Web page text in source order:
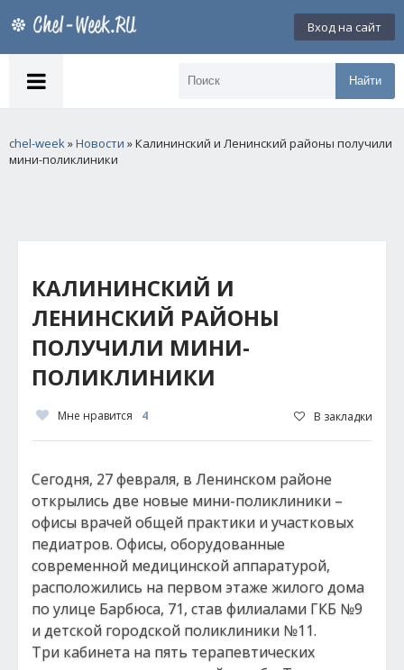
Вход на сайт
Найти
chel-week»Новости » Калининский и Ленинский районы получили
мини-поликлиники
КАЛИНИНСКИЙ И
ЛЕНИНСКИЙ РАЙОНЫ
ПОЛУЧИЛИ МИНИ-
ПОЛИКЛИНИКИ
Мне нравится 4 В закладки
Сегодня, 27 февраля, в Ленинском районе
открылись две новые мини-поликлиники –
офисы врачей общей практики и участковых
педиатров. Офисы, оборудованные
современной медицинской аппаратурой,
расположились на первом этаже жилого дома
по улице Барбюса, 71, став филиалами ГКБ №9
и детской городской поликлиники №11.
Три кабинета на пять терапевтических